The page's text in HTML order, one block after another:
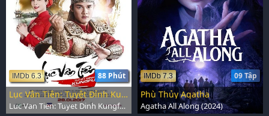
88 Phút
IMDb 6.3
Lục Vân Tiên: Tuyệt Đỉnh Kungfu
Luc Van Tien: Tuyet Dinh Kungfu (2017)
09 Tập
IMDb 7.3
Phù Thủy Agatha
Agatha All Along (2024)